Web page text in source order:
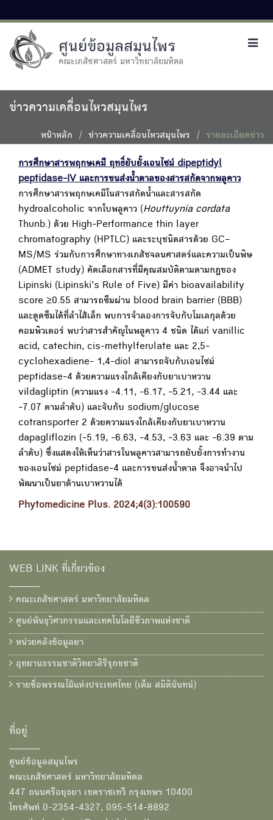
ศูนย์ข้อมูลสมุนไพร
คณะเภสัชศาสตร์ มหาวิทยาลัยมหิดล
ข่าวความเคลื่อนไหวสมุนไพร
หน้าหลัก ข่าวความเคลื่อนไหวสมุนไพร รายละเอียดข่าว
การศึกษาสารพฤกษเคมี ฤทธิ์ยับยั้งเอนไซม์ dipeptidyl
peptidase-IV และการขนส่งน้ำตาลของสารสกัดจากพลูคาว
การศึกษาสารพฤกษเคมีในสารสกัดน้ำและสารสกัด
hydroalcoholic จากใบพลูคาว (Houttuynia cordata
Thunb.) ด้วย High-Performance thin layer
chromatography (HPTLC) และระบุชนิดสารด้วย GC–
MS/MS ร่วมกับการศึกษาทางเภสัชจลนศาสตร์และความเป็นพิษ
(ADMET study) คัดเลือกสารที่มีคุณสมบัติตามตามกฎของ
Lipinski (Lipinski’s Rule of Five) มีค่า bioavailability
score ≥0.55 สามารถซึมผ่าน blood brain barrier (BBB)
และดูดซึมได้ที่ลำไส้เล็ก พบการจำลองการจับกับโมเลกุลด้วย
คอมพิวเตอร์ พบว่าสารสำคัญในพลูคาว 4 ชนิด ได้แก่ vanillic
acid, catechin, cis-methylferulate และ 2,5-
cyclohexadiene- 1,4-diol สามารถจับกับเอนไซม์
peptidase-4 ด้วยความแรงใกล้เคียงกับยาเบาหวาน
vildagliptin (ความแรง -4.11, -6.17, -5.21, -3.44 และ
-7.07 ตามลำดับ) และจับกับ sodium/glucose
cotransporter 2 ด้วยความแรงใกล้เคียงกับยาเบาหวาน
dapagliflozin (-5.19, -6.63, -4.53, -3.63 และ -6.39 ตาม
ลำดับ) ซึ่งแสดงให้เห็นว่าสารในพลูคาวสามารถยับยั้งการทำงาน
ของเอนไซม์ peptidase-4 และการขนส่งน้ำตาล จึงอาจนำไป
พัฒนาเป็นยาต้านเบาหวานได้
Phytomedicine Plus. 2024;4(3):100590
WEB LINK ที่เกี่ยวข้อง
คณะเภสัชศาสตร์ มหาวิทยาลัยมหิดล
ศูนย์พันธุวิศวกรรมและเทคโนโลยีชีวภาพแห่งชาติ
หน่วยคลังข้อมูลยา
อุทยานธรรมชาติวิทยาสิรีรุกขชาติ
รายชื่อพรรณไม้แห่งประเทศไทย (เต็ม สมิตินันทน์)
ที่อยู่
ศูนย์ข้อมูลสมุนไพร
คณะเภสัชศาสตร์ มหาวิทยาลัยมหิดล
447 ถนนศรีอยุธยา เขตราชเทวี กรุงเทพฯ 10400
โทรศัพท์ 0-2354-4327, 095-514-8892